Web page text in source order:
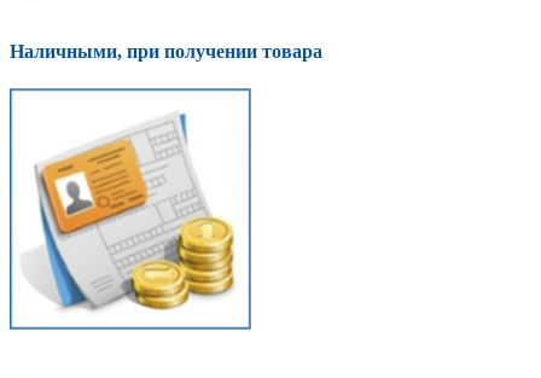
Наличными, при получении товара